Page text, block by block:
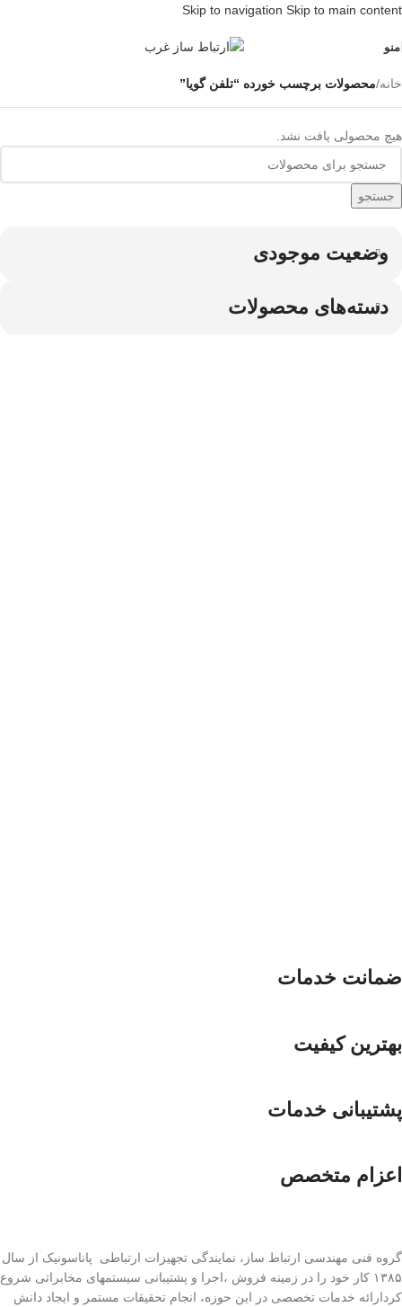
Skip to navigation Skip to main content
منو
وضعیت موجودی
دسته‌های محصولات
خانه/محصولات برچسب خورده “تلفن گویا”
هیچ محصولی یافت نشد.
جستجو
ضمانت خدمات
بهترین کیفیت
پشتیبانی خدمات
اعزام متخصص
گروه فنی مهندسی ارتباط ساز، نمایندگی تجهیزات ارتباطی پاناسونیک از سال
۱۳۸۵ کار خود را در زمینه فروش ،اجرا و پشتیبانی سیستمهای مخابراتی شروع
کردارائه خدمات تخصصی در این حوزه، انجام تحقیقات مستمر و ایجاد دانش